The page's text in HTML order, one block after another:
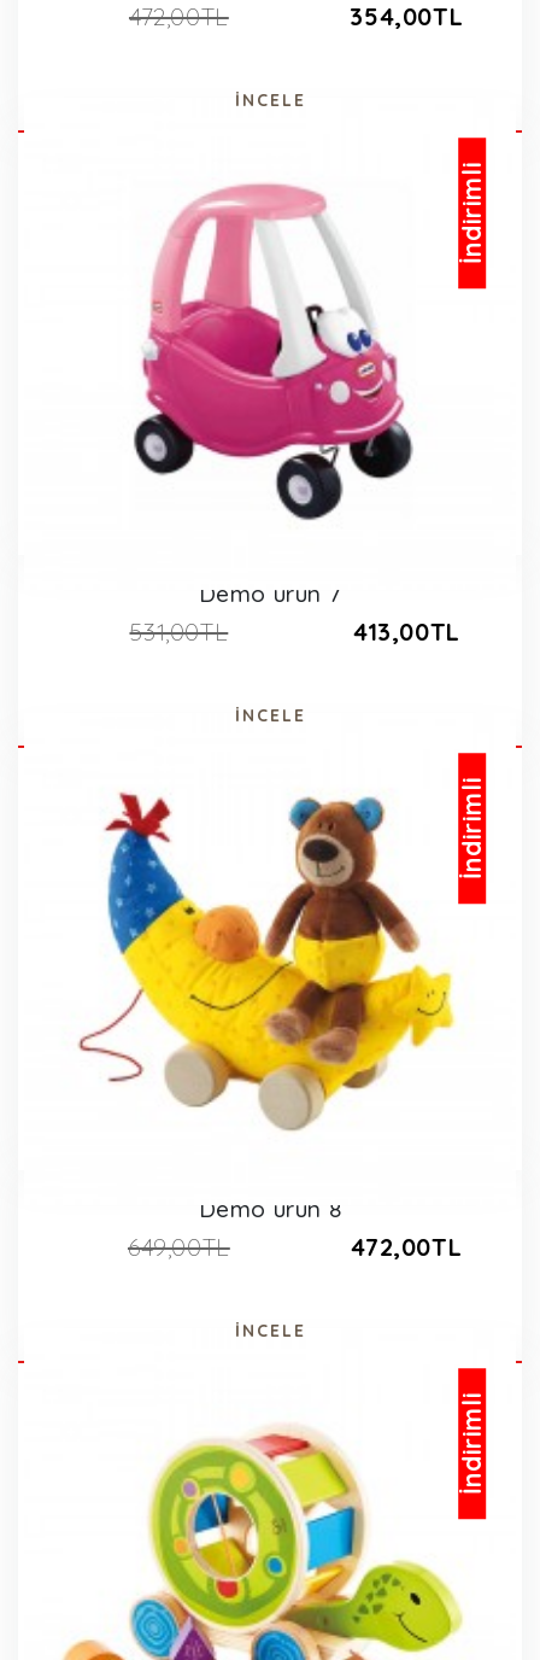
472,00TL 354,00TL
İNCELE
İndirimli
Demo ürün 7
531,00TL 413,00TL
İNCELE
İndirimli
Demo ürün 8
649,00TL 472,00TL
İNCELE
İndirimli